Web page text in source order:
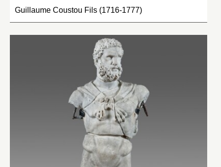
Guillaume Coustou Fils (1716-1777)